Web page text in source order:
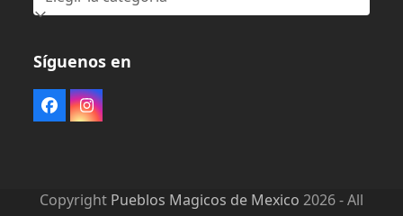
Síguenos en
FacebookInstagram
Copyright Pueblos Magicos de Mexico 2026 - All